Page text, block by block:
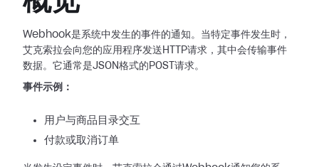
Webhook是系统中发生的事件的通知。当特定事件发生时，
艾克索拉会向您的应用程序发送HTTP请求，其中会传输事件
数据。它通常是JSON格式的POST请求。
事件示例：
用户与商品目录交互
付款或取消订单